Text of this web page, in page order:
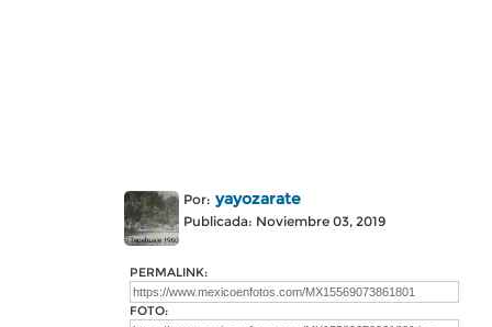
Por: yayozarate
Publicada: Noviembre 03, 2019
PERMALINK:
FOTO: